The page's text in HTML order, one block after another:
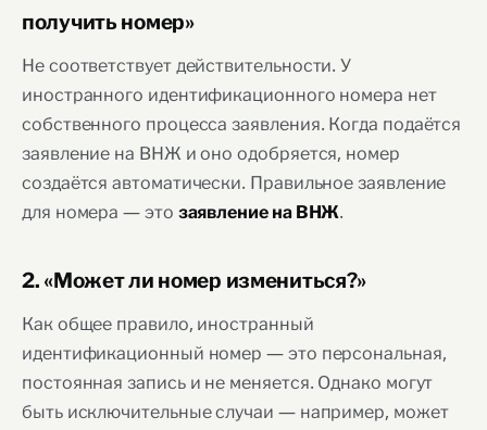
получить номер»
Не соответствует действительности. У
иностранного идентификационного номера нет
собственного процесса заявления. Когда подаётся
заявление на ВНЖ и оно одобряется, номер
создаётся автоматически. Правильное заявление
для номера — это заявление на ВНЖ.
2. «Может ли номер измениться?»
Как общее правило, иностранный
идентификационный номер — это персональная,
постоянная запись и не меняется. Однако могут
быть исключительные случаи — например, может